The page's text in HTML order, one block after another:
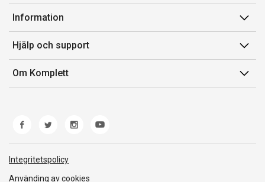
Konto
Orderhistorik
Presentkort
Komplett Club
Information
Försäljningsvillkor
Medlemsvillkor for Komplett Club
Lediga tjänster
Hjälp och support
Kontakta oss
Kundservice
Produkthjälp och retur
Felsökning och guider
Frakt och leverans
Om Komplett
Integritetspolicy
Använding av cookies